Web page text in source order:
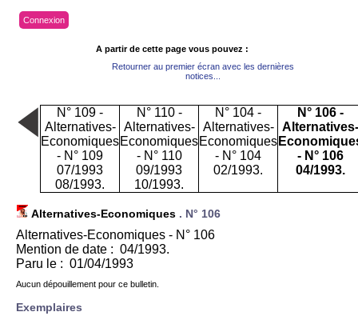
Connexion
A partir de cette page vous pouvez :
Retourner au premier écran avec les dernières
notices...
N° 109 -
Alternatives-
Economiques
- N° 109
07/1993
08/1993.
N° 110 -
Alternatives-
Economiques
- N° 110
09/1993
10/1993.
N° 104 -
Alternatives-
Economiques
- N° 104
02/1993.
N° 106 -
Alternatives-
- N° 106
04/1993.
Alternatives-Economiques . N° 106
Alternatives-Economiques - N° 106
Mention de date : 04/1993.
Paru le : 01/04/1993
Aucun dépouillement pour ce bulletin.
Exemplaires